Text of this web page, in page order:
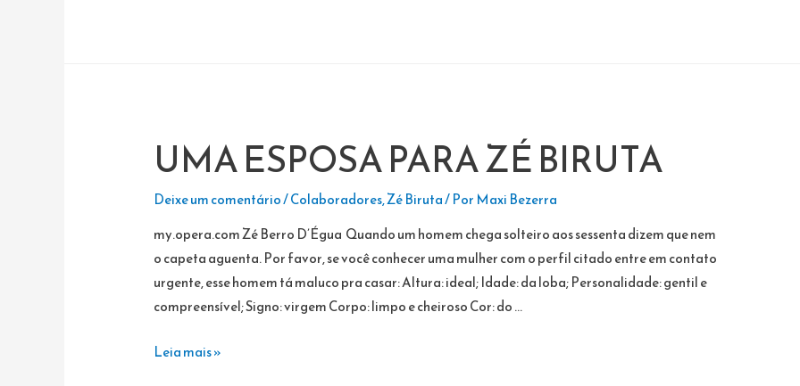
ESPOSA
UMA ESPOSA PARA ZÉ BIRUTA
Deixe um comentário/Colaboradores,Zé Biruta/ Por Maxi Bezerra
my.opera.com Zé Berro D’Égua Quando um homem chega solteiro aos sessenta dizem que nem
o capeta aguenta. Por favor, se você conhecer uma mulher com o perfil citado entre em contato
urgente, esse homem tá maluco pra casar: Altura: ideal; Idade: da loba; Personalidade: gentil e
compreensível; Signo: virgem Corpo: limpo e cheiroso Cor: do …
UMA
Leia mais »